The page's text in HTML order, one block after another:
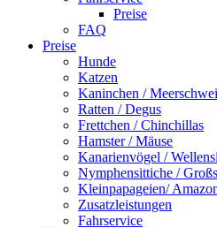
Preise
FAQ
Preise
Hunde
Katzen
Kaninchen /
Ratten / Degus
Frettchen / Chinchillas
Hamster / Mäuse
Kanarienvögel /
Nymphensittiche /
Kleinpapageien/
Zusatzleistungen
Fahrservice